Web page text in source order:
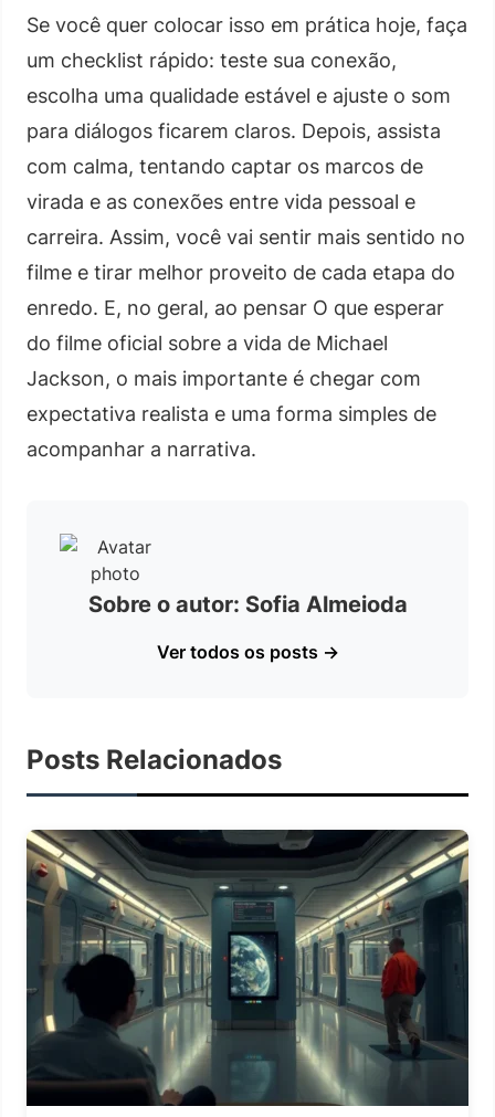
Se você quer colocar isso em prática hoje, faça
um checklist rápido: teste sua conexão,
escolha uma qualidade estável e ajuste o som
para diálogos ficarem claros. Depois, assista
com calma, tentando captar os marcos de
virada e as conexões entre vida pessoal e
carreira. Assim, você vai sentir mais sentido no
filme e tirar melhor proveito de cada etapa do
enredo. E, no geral, ao pensar O que esperar
do filme oficial sobre a vida de Michael
Jackson, o mais importante é chegar com
expectativa realista e uma forma simples de
acompanhar a narrativa.
Sobre o autor: Sofia Almeioda
Ver todos os posts →
Posts Relacionados